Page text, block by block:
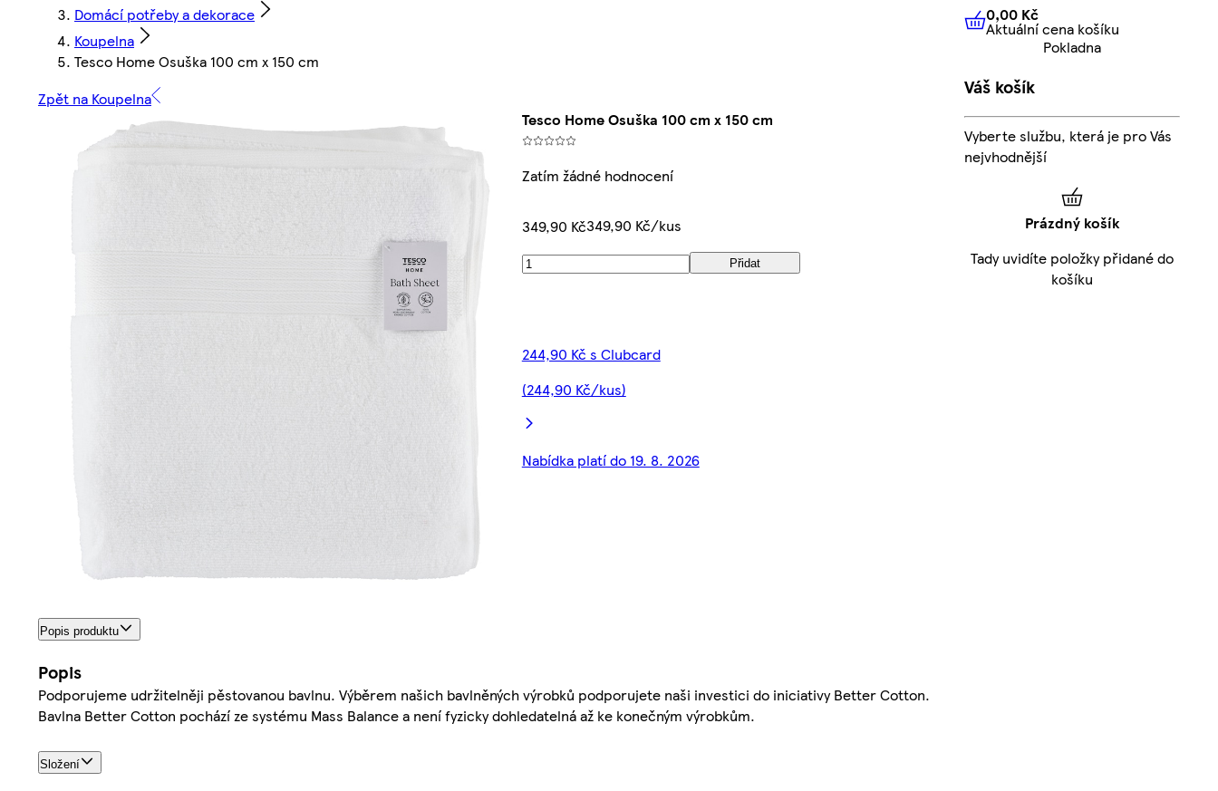
Domácí potřeby a dekorace
Koupelna
Tesco Home Osuška 100 cm x 150 cm
Zpět na Koupelna
Tesco Home Osuška 100 cm x 150 cm
Zatím žádné hodnocení
349,90 Kč349,90 Kč/kus
Přidat
244,90 Kč s Clubcard
(244,90 Kč/kus)
Nabídka platí do 19. 8. 2026
Popis produktu
Popis
Podporujeme udržitelněji pěstovanou bavlnu. Výběrem našich bavlněných výrobků podporujete naši investici do iniciativy Better Cotton.
Bavlna Better Cotton pochází ze systému Mass Balance a není fyzicky dohledatelná až ke konečným výrobkům.
Složení
0,00 KčAktuální cena košíku
0,00 Kč
Aktuální cena košíku
Pokladna
Váš košík
Vyberte službu, která je pro Vás
nejvhodnější
Prázdný košík
Tady uvidíte položky přidané do
košíku